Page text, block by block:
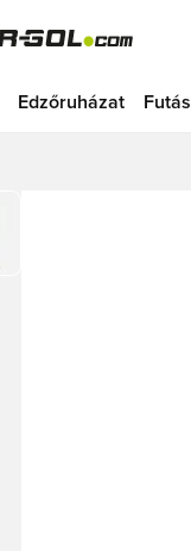
Edzőruházat Futás